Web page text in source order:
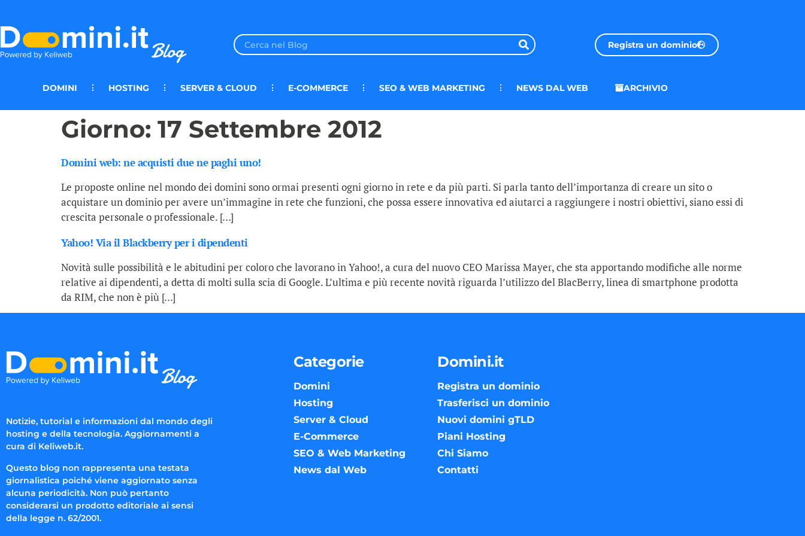
Registra un dominio
DOMINI HOSTING SERVER & CLOUD E-COMMERCE SEO & WEB MARKETING NEWS DAL WEB ARCHIVIO
Giorno: 17 Settembre 2012
Domini web: ne acquisti due ne paghi uno!
Le proposte online nel mondo dei domini sono ormai presenti ogni giorno in rete e da più parti. Si parla tanto dell’importanza di creare un sito o
acquistare un dominio per avere un’immagine in rete che funzioni, che possa essere innovativa ed aiutarci a raggiungere i nostri obiettivi, siano essi di
crescita personale o professionale. […]
Yahoo! Via il Blackberry per i dipendenti
Novità sulle possibilità e le abitudini per coloro che lavorano in Yahoo!, a cura del nuovo CEO Marissa Mayer, che sta apportando modifiche alle norme
relative ai dipendenti, a detta di molti sulla scia di Google. L’ultima e più recente novità riguarda l’utilizzo del BlacBerry, linea di smartphone prodotta
da RIM, che non è più […]
Notizie, tutorial e informazioni dal mondo degli
hosting e della tecnologia. Aggiornamenti a
cura di Keliweb.it.
Questo blog non rappresenta una testata
giornalistica poiché viene aggiornato senza
alcuna periodicità. Non può pertanto
considerarsi un prodotto editoriale ai sensi
della legge n. 62/2001.
Categorie
Domini
Hosting
Server & Cloud
E-Commerce
SEO & Web Marketing
News dal Web
Domini.it
Registra un dominio
Trasferisci un dominio
Nuovi domini gTLD
Piani Hosting
Chi Siamo
Contatti